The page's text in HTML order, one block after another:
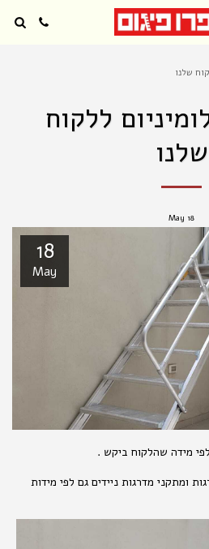
שלנו
ללקוח
שלנו
18
May
18
May
לפי מידה שהלקוח ביקש .
ומתקני מדרגות ניידים גם לפי מידות